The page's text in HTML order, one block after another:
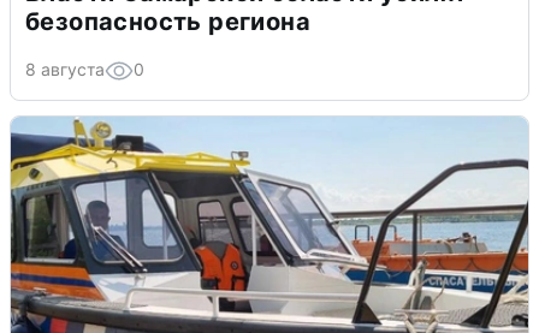
безопасность региона
8 августа 0